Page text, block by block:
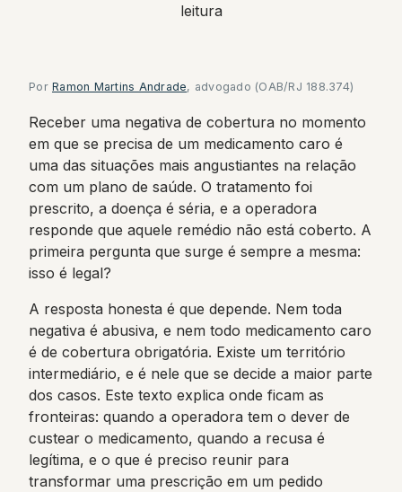
leitura
Por Ramon Martins Andrade, advogado (OAB/RJ 188.374)
Receber uma negativa de cobertura no momento
em que se precisa de um medicamento caro é
uma das situações mais angustiantes na relação
com um plano de saúde. O tratamento foi
prescrito, a doença é séria, e a operadora
responde que aquele remédio não está coberto. A
primeira pergunta que surge é sempre a mesma:
isso é legal?
A resposta honesta é que depende. Nem toda
negativa é abusiva, e nem todo medicamento caro
é de cobertura obrigatória. Existe um território
intermediário, e é nele que se decide a maior parte
dos casos. Este texto explica onde ficam as
fronteiras: quando a operadora tem o dever de
custear o medicamento, quando a recusa é
legítima, e o que é preciso reunir para
transformar uma prescrição em um pedido